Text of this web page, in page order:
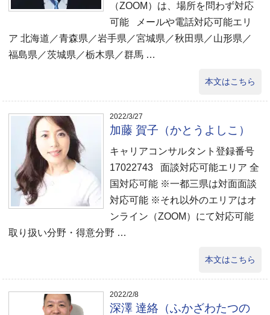
（ZOOM）は、場所を問わず対応
可能 メールや電話対応可能エリ
ア 北海道／青森県／岩手県／宮城県／秋田県／山形県／
福島県／茨城県／栃木県／群馬 …
本文はこちら
2022/3/27
加藤 賀子（かとうよしこ）
キャリアコンサルタント登録番号
17022743 面談対応可能エリア 全
国対応可能 ※一都三県は対面面談
対応可能 ※それ以外のエリアはオ
ンライン（ZOOM）にて対応可能
取り扱い分野・得意分野 …
本文はこちら
2022/2/8
深澤 達絡（ふかざわたつの